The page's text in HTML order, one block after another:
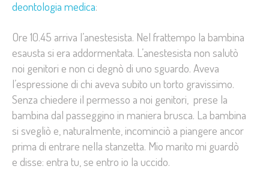
deontologia medica:
Ore 10.45 arriva l’anestesista. Nel frattempo la bambina
esausta si era addormentata. L’anestesista non salutò
noi genitori e non ci degnò di uno sguardo. Aveva
l’espressione di chi aveva subito un torto gravissimo.
Senza chiedere il permesso a noi genitori, prese la
bambina dal passeggino in maniera brusca. La bambina
si svegliò e, naturalmente, incominciò a piangere ancor
prima di entrare nella stanzetta. Mio marito mi guardò
e disse: entra tu, se entro io la uccido.